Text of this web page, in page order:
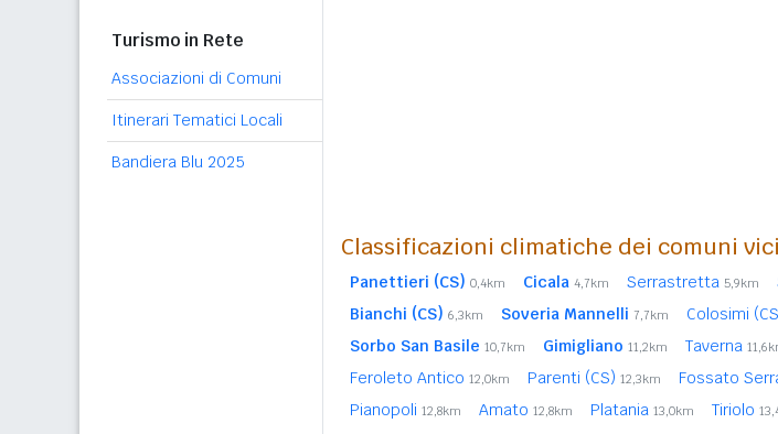
Turismo in Rete
Associazioni di Comuni
Itinerari Tematici Locali
Bandiera Blu 2025
Classificazioni climatiche dei comuni
Panettieri (CS) 0,4km Cicala 4,7km Serrastretta 5,9km
Bianchi (CS) 6,3km Soveria Mannelli 7,7km Colosimi
Sorbo San Basile 10,7km Gimigliano 11,2km Taverna
Feroleto Antico 12,0km Parenti (CS) 12,3km Fossato
Pianopoli 12,8km Amato 12,8km Platania 13,0km Tiriolo